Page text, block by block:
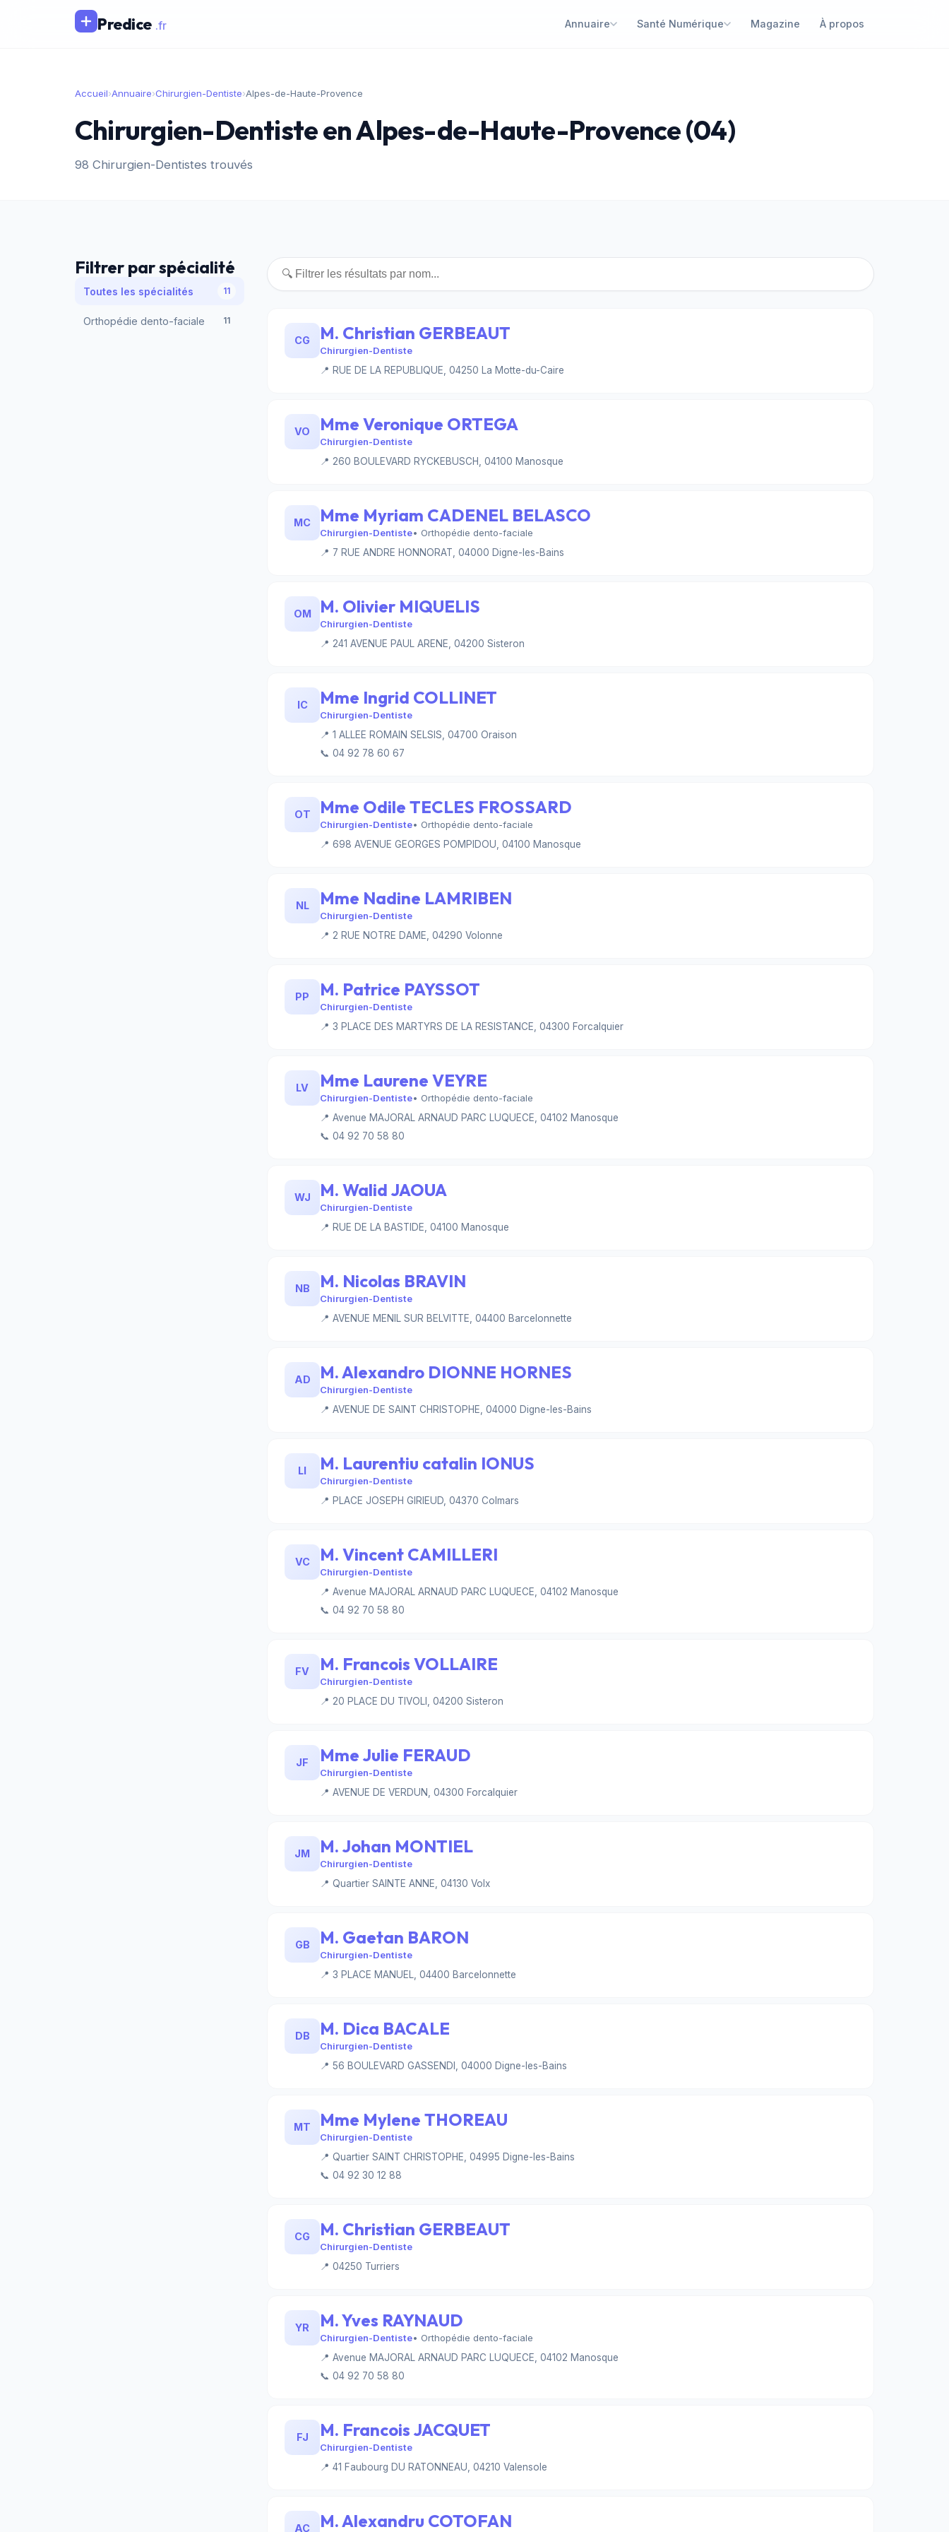
Predice .fr Annuaire Santé Numérique Magazine À propos
Accueil›Annuaire›Chirurgien-Dentiste›Alpes-de-Haute-Provence
Chirurgien-Dentiste en Alpes-de-Haute-Provence (04)
98 Chirurgien-Dentistes trouvés
Filtrer par spécialité
Toutes les spécialités 11
Orthopédie dento-faciale 11
CG M. Christian GERBEAUT
Chirurgien-Dentiste
📍 RUE DE LA REPUBLIQUE, 04250 La Motte-du-Caire
VO Mme Veronique ORTEGA
Chirurgien-Dentiste
📍 260 BOULEVARD RYCKEBUSCH, 04100 Manosque
MC Mme Myriam CADENEL BELASCO
Chirurgien-Dentiste• Orthopédie dento-faciale
📍 7 RUE ANDRE HONNORAT, 04000 Digne-les-Bains
OM M. Olivier MIQUELIS
Chirurgien-Dentiste
📍 241 AVENUE PAUL ARENE, 04200 Sisteron
IC Mme Ingrid COLLINET
Chirurgien-Dentiste
📍 1 ALLEE ROMAIN SELSIS, 04700 Oraison
📞 04 92 78 60 67
OT Mme Odile TECLES FROSSARD
Chirurgien-Dentiste• Orthopédie dento-faciale
📍 698 AVENUE GEORGES POMPIDOU, 04100 Manosque
NL Mme Nadine LAMRIBEN
Chirurgien-Dentiste
📍 2 RUE NOTRE DAME, 04290 Volonne
PP M. Patrice PAYSSOT
Chirurgien-Dentiste
📍 3 PLACE DES MARTYRS DE LA RESISTANCE, 04300 Forcalquier
LV Mme Laurene VEYRE
Chirurgien-Dentiste• Orthopédie dento-faciale
📍 Avenue MAJORAL ARNAUD PARC LUQUECE, 04102 Manosque
📞 04 92 70 58 80
WJ M. Walid JAOUA
Chirurgien-Dentiste
📍 RUE DE LA BASTIDE, 04100 Manosque
NB M. Nicolas BRAVIN
Chirurgien-Dentiste
📍 AVENUE MENIL SUR BELVITTE, 04400 Barcelonnette
AD M. Alexandro DIONNE HORNES
Chirurgien-Dentiste
📍 AVENUE DE SAINT CHRISTOPHE, 04000 Digne-les-Bains
LI M. Laurentiu catalin IONUS
Chirurgien-Dentiste
📍 PLACE JOSEPH GIRIEUD, 04370 Colmars
VC M. Vincent CAMILLERI
Chirurgien-Dentiste
📍 Avenue MAJORAL ARNAUD PARC LUQUECE, 04102 Manosque
📞 04 92 70 58 80
FV M. Francois VOLLAIRE
Chirurgien-Dentiste
📍 20 PLACE DU TIVOLI, 04200 Sisteron
JF Mme Julie FERAUD
Chirurgien-Dentiste
📍 AVENUE DE VERDUN, 04300 Forcalquier
JM M. Johan MONTIEL
Chirurgien-Dentiste
📍 Quartier SAINTE ANNE, 04130 Volx
GB M. Gaetan BARON
Chirurgien-Dentiste
📍 3 PLACE MANUEL, 04400 Barcelonnette
DB M. Dica BACALE
Chirurgien-Dentiste
📍 56 BOULEVARD GASSENDI, 04000 Digne-les-Bains
MT Mme Mylene THOREAU
Chirurgien-Dentiste
📍 Quartier SAINT CHRISTOPHE, 04995 Digne-les-Bains
📞 04 92 30 12 88
CG M. Christian GERBEAUT
Chirurgien-Dentiste
📍 04250 Turriers
YR M. Yves RAYNAUD
Chirurgien-Dentiste• Orthopédie dento-faciale
📍 Avenue MAJORAL ARNAUD PARC LUQUECE, 04102 Manosque
📞 04 92 70 58 80
FJ M. Francois JACQUET
Chirurgien-Dentiste
📍 41 Faubourg DU RATONNEAU, 04210 Valensole
AC M. Alexandru COTOFAN